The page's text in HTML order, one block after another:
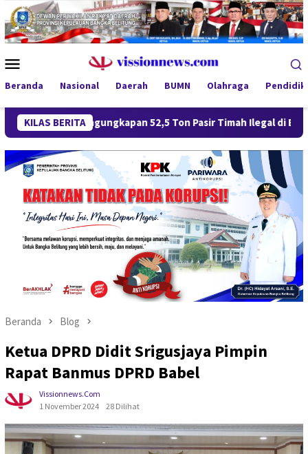
Loncat
ke
konten
Mobile
Beranda Nasional Daerah BUMN Olahraga
KILAS BERITA
Pengungkapan 52,5 Ton Pasir Timah Ilegal di Belitung
Beranda Blog
Ketua DPRD Didit Srigusjaya Pimpin
Rapat Banmus DPRD Babel
Vissionnews.com
1 November 2024
28 Dilihat